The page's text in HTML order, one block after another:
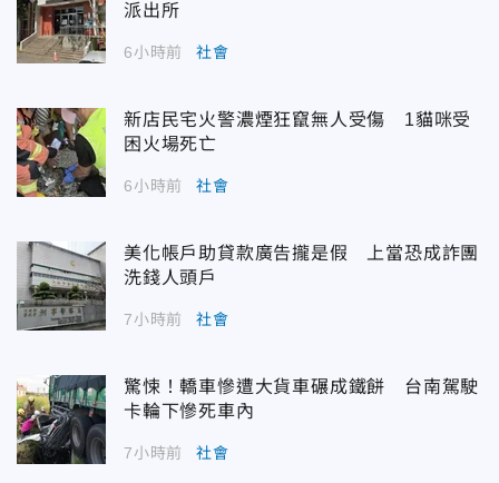
派出所
6小時前 社會
新店民宅火警濃煙狂竄無人受傷 1貓咪受
困火場死亡
6小時前 社會
美化帳戶助貸款廣告攏是假 上當恐成詐團
洗錢人頭戶
7小時前 社會
驚悚！轎車慘遭大貨車碾成鐵餅 台南駕駛
卡輪下慘死車內
7小時前 社會